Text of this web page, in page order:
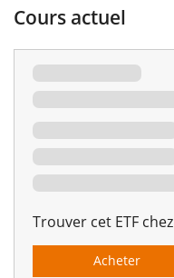
Cours actuel
Trouver cet ETF
Acheter